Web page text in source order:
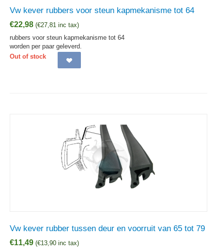
Vw kever rubbers voor steun kapmekanisme tot 64
€22,98 (€27,81 inc tax)
rubbers voor steun kapmekanisme tot 64
worden per paar geleverd.
Out of stock
Vw kever rubber tussen deur en voorruit van 65 tot 79
€11,49 (€13,90 inc tax)